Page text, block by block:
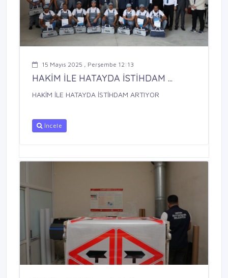
15 Mayıs 2025 , Perşembe 12:13
HAKİM İLE HATAYDA İSTİHDAM ...
HAKİM İLE HATAYDA İSTİHDAM ARTIYOR
İncele